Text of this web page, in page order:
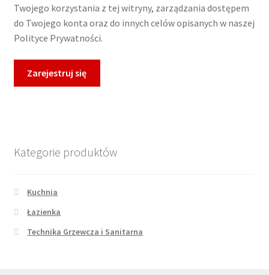
Twojego korzystania z tej witryny, zarządzania dostępem
do Twojego konta oraz do innych celów opisanych w naszej
Polityce Prywatności.
Zarejestruj się
Kategorie produktów
Kuchnia
Łazienka
Technika Grzewcza i Sanitarna